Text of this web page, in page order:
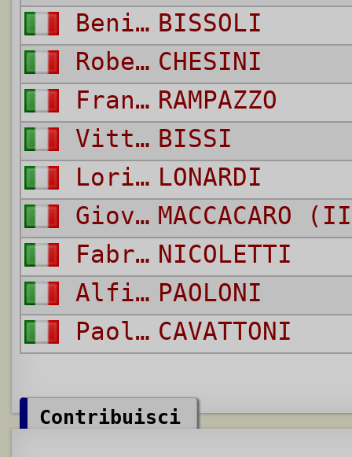
Benito BISSOLI
Roberto CHESINI
Franco RAMPAZZO
Vittorio BISSI
Loris LONARDI
Giovanni MACCACARO
Fabrizio NICOLETTI
Alfio PAOLONI
Paolo CAVATTONI
Contribuisci